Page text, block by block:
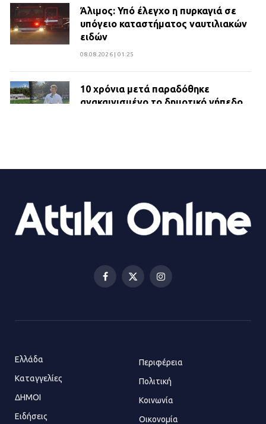
Άλιμος: Υπό έλεγχο η πυρκαγιά σε
υπόγειο καταστήματος ναυτιλιακών
ειδών
08.08.2026 | 01:25
10 χρόνια μετά παραδόθηκε
ανακαινισμένο το δημοτικό γήπεδο
ΔΗΜΟΣ ΜΑΝΔΡΑΣ ΕΙΔΥΛΛΙΑΣ:
23.07.2026 | 14:58
Πολυχώρο ΙΡΙΣ
21.07.2026 | 14:01
Πώς έγινε η επίθεση στους δύο
«Φρένο» στα ηλεκτρικά πατίνια:
Τέλος η οδήγησή τους από
Facebook
X
Instagram
Ελλάδα
Καταγγελίες
ΔΗΜΟΙ
Ειδήσεις
Περιφέρεια
Πολιτική
Κοινωνία
Οικονομία